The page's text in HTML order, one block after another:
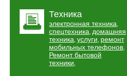
Техника
электронная техника,
спецтехника, домашняя
техника, услуги, ремонт
мобильных телефонов,
Ремонт бытовой
техники,